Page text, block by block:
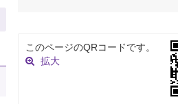
このページのQRコードです。
拡大